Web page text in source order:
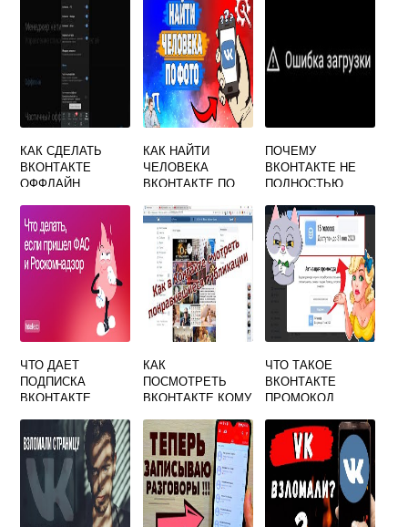
КАК СДЕЛАТЬ
ВКОНТАКТЕ
ОФФЛАЙН
КАК НАЙТИ
ЧЕЛОВЕКА
ВКОНТАКТЕ ПО
ПОЧЕМУ
ВКОНТАКТЕ НЕ
ПОЛНОСТЬЮ
ЧТО ДАЕТ
ПОДПИСКА
ВКОНТАКТЕ
КАК
ПОСМОТРЕТЬ
ВКОНТАКТЕ КОМУ
ВИДЕО
ЧТО ТАКОЕ
ВКОНТАКТЕ
ПРОМОКОД